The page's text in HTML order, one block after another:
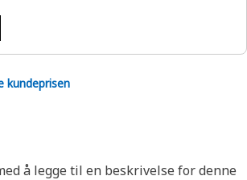
kundeprisen
å legge til en beskrivelse for denne